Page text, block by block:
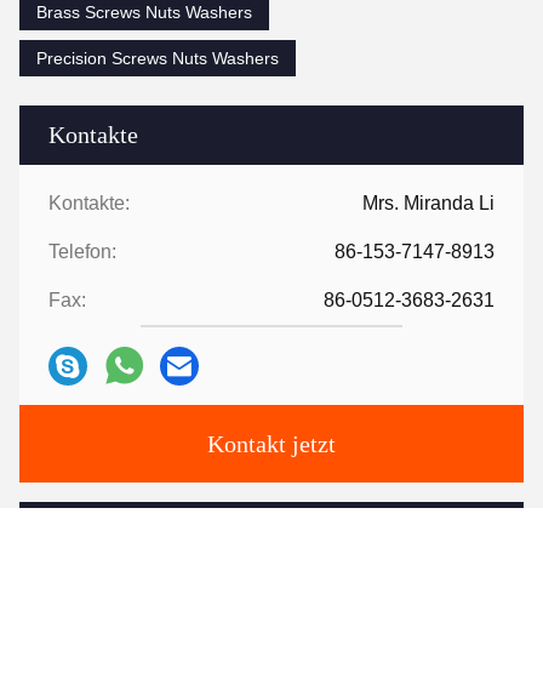
Kontakte
Kontakte: Mrs. Miranda Li
Telefon: 86-153-7147-8913
Fax: 86-0512-3683-2631
Kontakt jetzt
Brass Screws Nuts Washers
Precision Screws Nuts Washers